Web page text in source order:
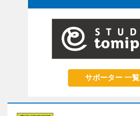
サポーター 一覧